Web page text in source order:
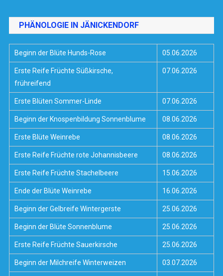
PHÄNOLOGIE IN JÄNICKENDORF
Beginn der Blüte Hunds-Rose 05.06.2026
Erste Reife Früchte Süßkirsche,
frühreifend
07.06.2026
Erste Blüten Sommer-Linde 07.06.2026
Beginn der Knospenbildung Sonnenblume 08.06.2026
Erste Blüte Weinrebe 08.06.2026
Erste Reife Früchte rote Johannisbeere 08.06.2026
Erste Reife Früchte Stachelbeere 15.06.2026
Ende der Blüte Weinrebe 16.06.2026
Beginn der Gelbreife Wintergerste 25.06.2026
Beginn der Blüte Sonnenblume 25.06.2026
Erste Reife Früchte Sauerkirsche 25.06.2026
Beginn der Milchreife Winterweizen 03.07.2026